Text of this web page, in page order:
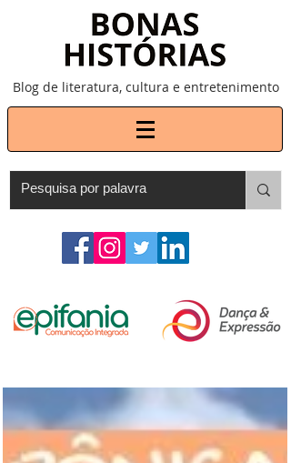
Blog de literatura, cultura e entretenimento